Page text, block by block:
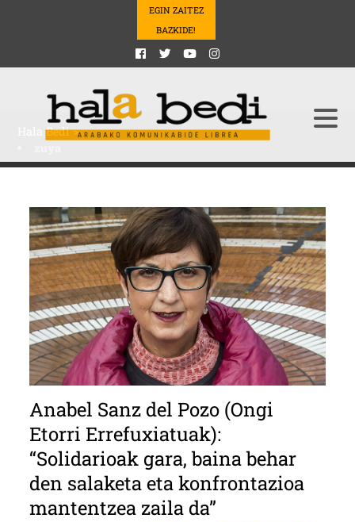
EGIN ZAITEZ
BAZKIDE!
Hala Bedi>
Anabel Sanz del Pozo (Ongi
Etorri Errefuxiatuak):
“Solidarioak gara, baina behar
den salaketa eta konfrontazioa
mantentzea zaila da”